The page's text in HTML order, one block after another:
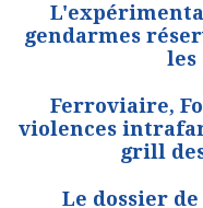
gendarmes
les
Ferroviaire,
violences
grill
Le dossier